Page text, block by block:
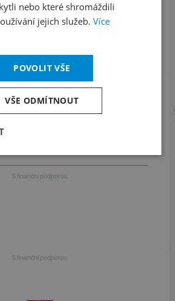
o stavu objednávek
o programu
257 310 414
S finanční podporou
S finanční podporou
nebo které shromáždili
jejich služeb. Více
POVOLIT VŠE
VŠE ODMÍTNOUT